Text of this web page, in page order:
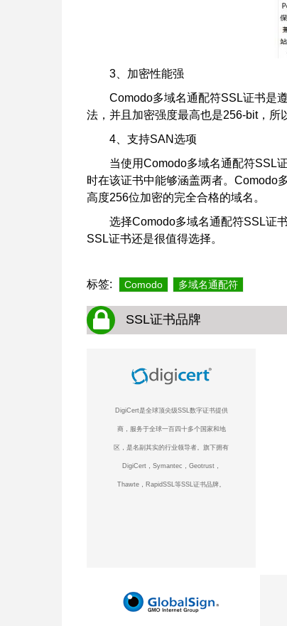
3、加密性能强
Comodo多域名通配符SSL证书是
法，并且加密强度最高也是256-bit，所
4、支持SAN选项
当使用Comodo多域名通配符SSL
时在该证书中能够涵盖两者。Comodo
高度256位加密的完全合格的域名。
选择Comodo多域名通配符SSL证
SSL证书还是很值得选择。
标签: Comodo 多域名通配符
SSL证书品牌
DigiCert是全球顶尖级SSL数字证书提供
商，服务于全球一百四十多个国家和地
区，是名副其实的行业领导者。旗下拥有
DigiCert，Symantec，Geotrust，
Thawte，RapidSSL等SSL证书品牌。